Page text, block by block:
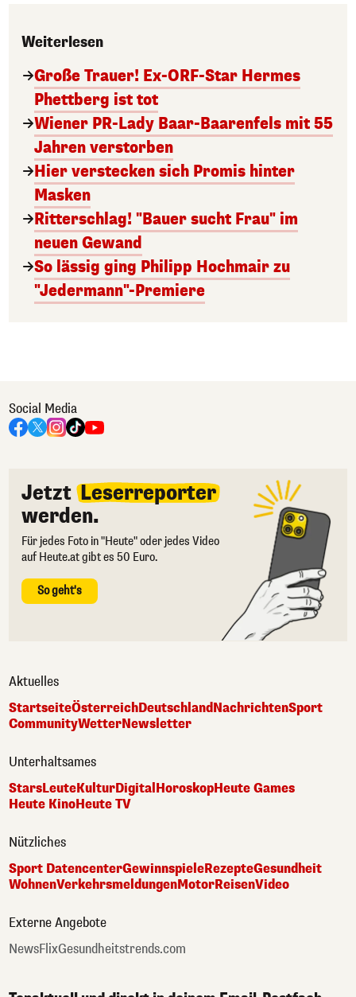
Weiterlesen
Große Trauer! Ex-ORF-Star Hermes
Phettberg ist tot
Wiener PR-Lady Baar-Baarenfels mit 55
Jahren verstorben
Hier verstecken sich Promis hinter
Masken
Ritterschlag! "Bauer sucht Frau" im
neuen Gewand
So lässig ging Philipp Hochmair zu
"Jedermann"-Premiere
Social Media
Jetzt Leserreporter
werden.
Für jedes Foto in "Heute" oder jedes Video
auf Heute.at gibt es 50 Euro.
So geht's
Aktuelles
StartseiteÖsterreichDeutschlandNachrichtenSport
CommunityWetterNewsletter
Unterhaltsames
StarsLeuteKulturDigital HoroskopHeute Games
Heute KinoHeute TV
Nützliches
Sport DatencenterGewinnspieleRezepteGesundheit
WohnenVerkehrsmeldungenMotorReisenVideo
Externe Angebote
NewsFlixGesundheitstrends.com